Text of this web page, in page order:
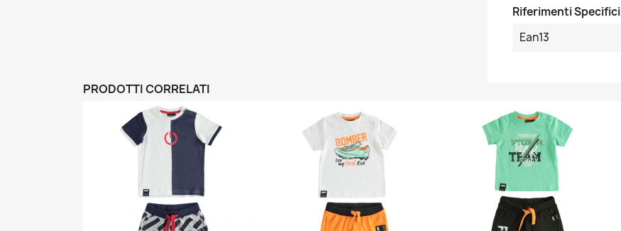
Riferimenti Specifici
Ean13
PRODOTTI CORRELATI